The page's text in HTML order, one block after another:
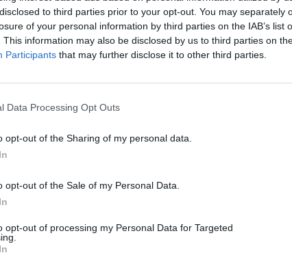
to third parties prior to your opt-out. You may separately
of your personal information by third parties on the IAB’s list
This information may also be disclosed by us to third parties on
Participants that may further disclose it to other third parties.
Data Processing Opt Outs
opt-out of the Sharing of my personal data.
opt-out of the Sale of my Personal Data.
opt-out of processing my Personal Data for Targeted
del Catania. Ad annunciarlo è lo
"Il Calcio Catania S.p.A. comunica di aver
della prima squadra al signorVincenzo
Tafuro, che sarà assistito dal professor
i professori Giuseppe Colombino ed Antonio
e del lavoro differenziato per gli atleti
collaboratori verranno presentati ufficialmente
16.30 a Torre del Grifo, nella sala conferenze della